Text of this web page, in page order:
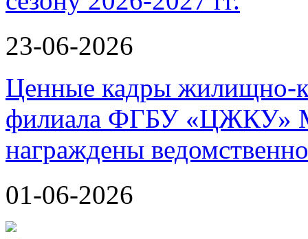
23-06-2026
Ценные кадры жилищно-
филиала ФГБУ «ЦЖКУ»
награждены
01-06-2026